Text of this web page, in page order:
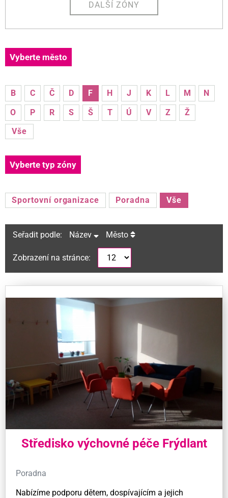
DALŠÍ ZÓNY
Vyberte město
B C Č D F H J K L M
N
O
P R S Š T Ú V Z
Ž
Vše
Vyberte typ zóny
Sportovní organizace Poradna Vše
Seřadit podle: Název Město
Zobrazení na stránce:
Středisko výchovné péče Frýdlant
Poradna
Nabízíme podporu dětem, dospívajícím a jejich